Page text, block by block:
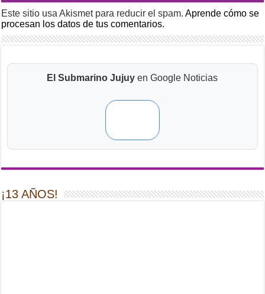
Este sitio usa Akismet para reducir el spam.Aprende cómo se
procesan los datos de tus comentarios.
El Submarino Jujuy en Google Noticias
¡13 AÑOS!